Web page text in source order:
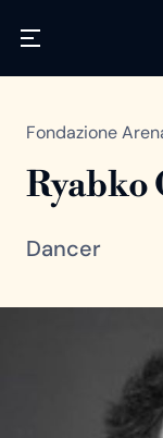
Fondazione
Ryabko
Dancer